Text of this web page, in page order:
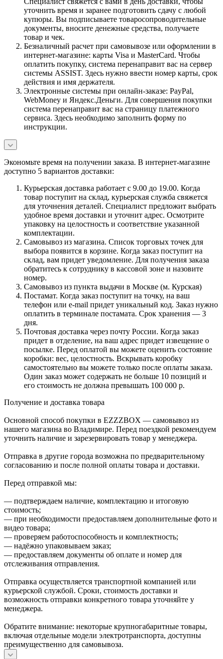
уточнить время и заранее подготовить сдачу с любой
купюры. Вы подписываете товаросопроводительные
документы, вносите денежные средства, получаете
товар и чек.
Безналичный расчет при самовывозе или оформлении в
интернет-магазине: карты Visa и MasterCard. Чтобы
оплатить покупку, система перенаправит вас на сервер
системы ASSIST. Здесь нужно ввести номер карты, срок
действия и имя держателя.
Электронные системы при онлайн-заказе: PayPal,
WebMoney и Яндекс.Деньги. Для совершения покупки
система перенаправит вас на страницу платежного
сервиса. Здесь необходимо заполнить форму по
инструкции.
Экономьте время на получении заказа. В интернет-магазине
доступно 5 вариантов доставки:
Курьерская доставка работает с 9.00 до 19.00. Когда
товар поступит на склад, курьерская служба свяжется
для уточнения деталей. Специалист предложит выбрать
удобное время доставки и уточнит адрес. Осмотрите
упаковку на целостность и соответствие указанной
комплектации.
Самовывоз из магазина. Список торговых точек для
выбора появится в корзине. Когда заказ поступит на
склад, вам придет уведомление. Для получения заказа
обратитесь к сотруднику в кассовой зоне и назовите
номер.
Самовывоз из пункта выдачи в Москве (м. Курская)
Постамат. Когда заказ поступит на точку, на ваш
телефон или e-mail придет уникальный код. Заказ нужно
оплатить в терминале постамата. Срок хранения — 3
дня.
Почтовая доставка через почту России. Когда заказ
придет в отделение, на ваш адрес придет извещение о
посылке. Перед оплатой вы можете оценить состояние
коробки: вес, целостность. Вскрывать коробку
самостоятельно вы можете только после оплаты заказа.
Один заказ может содержать не больше 10 позиций и
его стоимость не должна превышать 100 000 р.
Получение и доставка товара
Основной способ покупки в EZZZBOX — самовывоз из
нашего магазина во Владимире. Перед поездкой рекомендуем
уточнить наличие и зарезервировать товар у менеджера.
Отправка в другие города возможна по предварительному
согласованию и после полной оплаты товара и доставки.
Перед отправкой мы:
— подтверждаем наличие, комплектацию и итоговую
стоимость;
— при необходимости предоставляем дополнительные фото и
видео товара;
— проверяем работоспособность и комплектность;
— надёжно упаковываем заказ;
— предоставляем документы об оплате и номер для
отслеживания отправления.
Отправка осуществляется транспортной компанией или
курьерской службой. Сроки, стоимость доставки и
возможность отправки конкретного товара уточняйте у
менеджера.
Обратите внимание: некоторые крупногабаритные товары,
включая отдельные модели электротранспорта, доступны
преимущественно для самовывоза.